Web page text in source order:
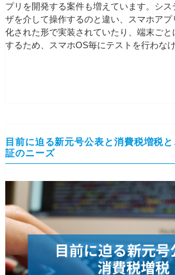
プリを開発する案件も増えています。シス
ザを介して操作するのと違い、スマホア
化された形で実装されていたり、端末ごと
するため、スマホOS毎にテストを行わな
目前に迫る新元号公表と消費税増税
証のニーズ